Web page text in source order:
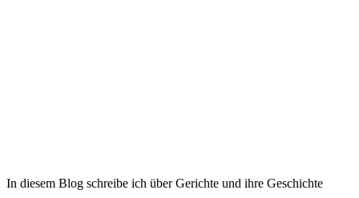
In diesem Blog schreibe ich über Gerichte und ihre Geschichte